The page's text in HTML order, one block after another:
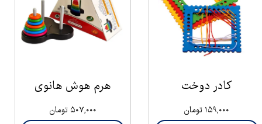
کادر دوخت
۱۵۹,۰۰۰ تومان
هرم هوش هانوی
۵۰۷,۰۰۰ تومان